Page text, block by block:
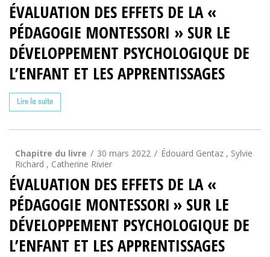
ÉVALUATION DES EFFETS DE LA «
PÉDAGOGIE MONTESSORI » SUR LE
DÉVELOPPEMENT PSYCHOLOGIQUE DE
L’ENFANT ET LES APPRENTISSAGES
Lire la suite
Chapitre du livre 30 mars 2022
Édouard Gentaz , Sylvie
Richard , Catherine Rivier
ÉVALUATION DES EFFETS DE LA «
PÉDAGOGIE MONTESSORI » SUR LE
DÉVELOPPEMENT PSYCHOLOGIQUE DE
L’ENFANT ET LES APPRENTISSAGES